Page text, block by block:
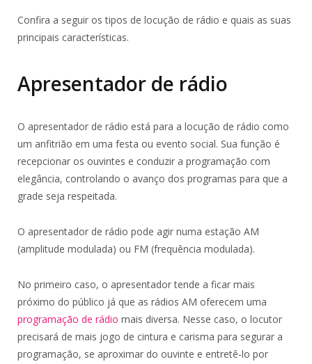
Confira a seguir os tipos de locução de rádio e quais as suas
principais características.
Apresentador de rádio
O apresentador de rádio está para a locução de rádio como
um anfitrião em uma festa ou evento social. Sua função é
recepcionar os ouvintes e conduzir a programação com
elegância, controlando o avanço dos programas para que a
grade seja respeitada.
O apresentador de rádio pode agir numa estação AM
(amplitude modulada) ou FM (frequência modulada).
No primeiro caso, o apresentador tende a ficar mais
próximo do público já que as rádios AM oferecem uma
programação de rádio mais diversa. Nesse caso, o locutor
precisará de mais jogo de cintura e carisma para segurar a
programação, se aproximar do ouvinte e entretê-lo por